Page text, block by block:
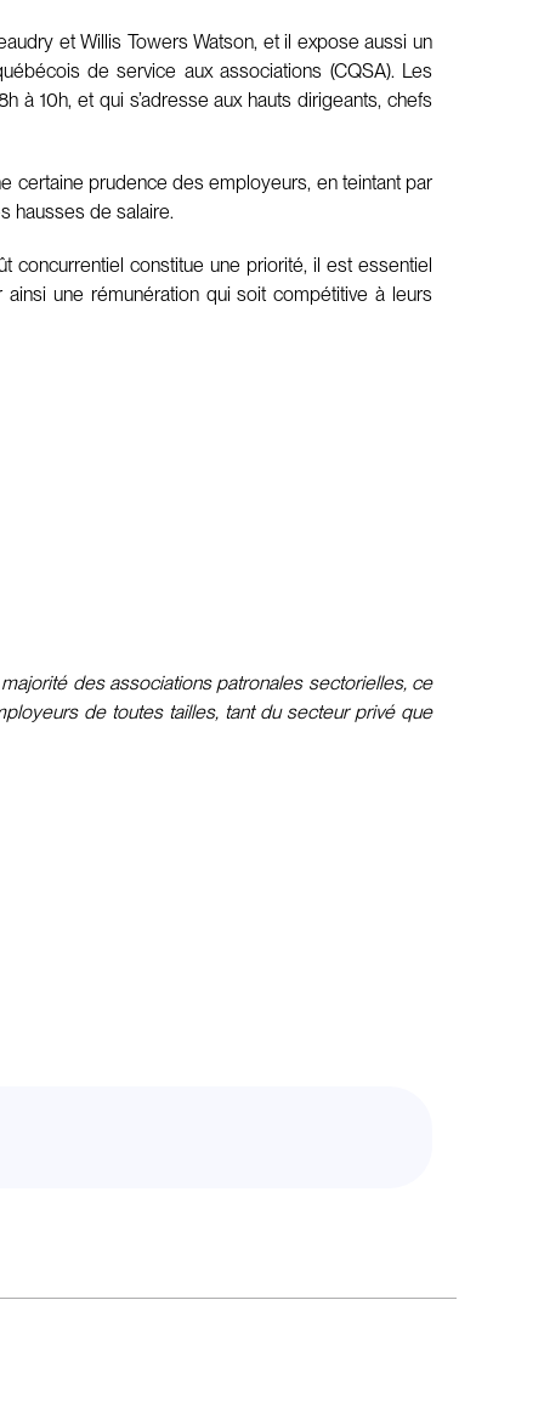
et Willis Towers Watson, et il expose aussi un
de service aux associations (CQSA). Les
à 10h, et qui s’adresse aux hauts dirigeants, chefs
certaine prudence des employeurs, en teintant par
hausses de salaire.
concurrentiel constitue une priorité, il est essentiel
une rémunération qui soit compétitive à leurs
des associations patronales sectorielles, ce
de toutes tailles, tant du secteur privé que